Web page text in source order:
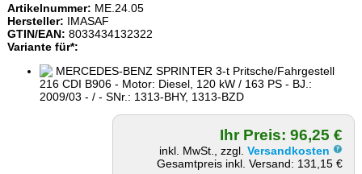
Artikelnummer: ME.24.05
Hersteller: IMASAF
GTIN/EAN: 8033434132322
Variante für*:
MERCEDES-BENZ SPRINTER 3-t Pritsche/Fahrgestell
216 CDI B906 - Motor: Diesel, 120 kW / 163 PS - BJ.:
2009/03 - / - SNr.: 1313-BHY, 1313-BZD
Ihr Preis: 96,25 €
inkl. MwSt., zzgl.Versandkosten
Gesamtpreis inkl. Versand: 131,15 €